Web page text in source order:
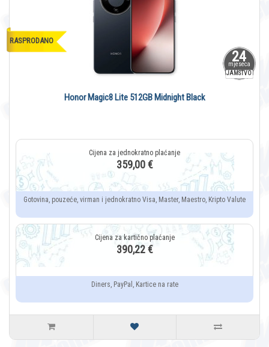
24
mjeseca
JAMSTVO
RASPRODANO
Honor Magic8 Lite 512GB Midnight Black
359,00 €
Gotovina, pouzeće, virman i jednokratno Visa, Master, Maestro, Kripto Valute
390,22 €
Diners, PayPal, Kartice na rate